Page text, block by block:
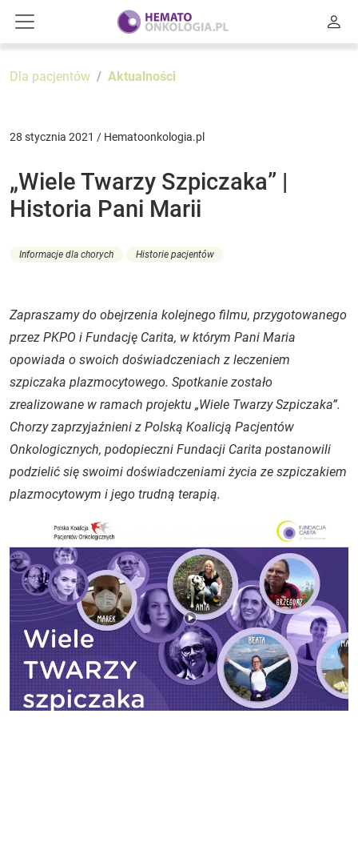
Dla pacjentów Aktualności
28 stycznia 2021 / Hematoonkologia.pl
„Wiele Twarzy Szpiczaka” |
Historia Pani Marii
Informacje dla chorych Historie pacjentów
Zapraszamy do obejrzenia kolejnego filmu, przygotowanego
przez PKPO i Fundację Carita, w którym Pani Maria
opowiada o swoich doświadczeniach z leczeniem
szpiczaka plazmocytowego. Spotkanie zostało
zrealizowane w ramach projektu „Wiele Twarzy Szpiczaka”.
Chorzy zaprzyjaźnieni z Polską Koalicją Pacjentów
Onkologicznych, podopieczni Fundacji Carita postanowili
podzielić się swoimi doświadczeniami życia ze szpiczakiem
plazmocytowym i jego trudną terapią.